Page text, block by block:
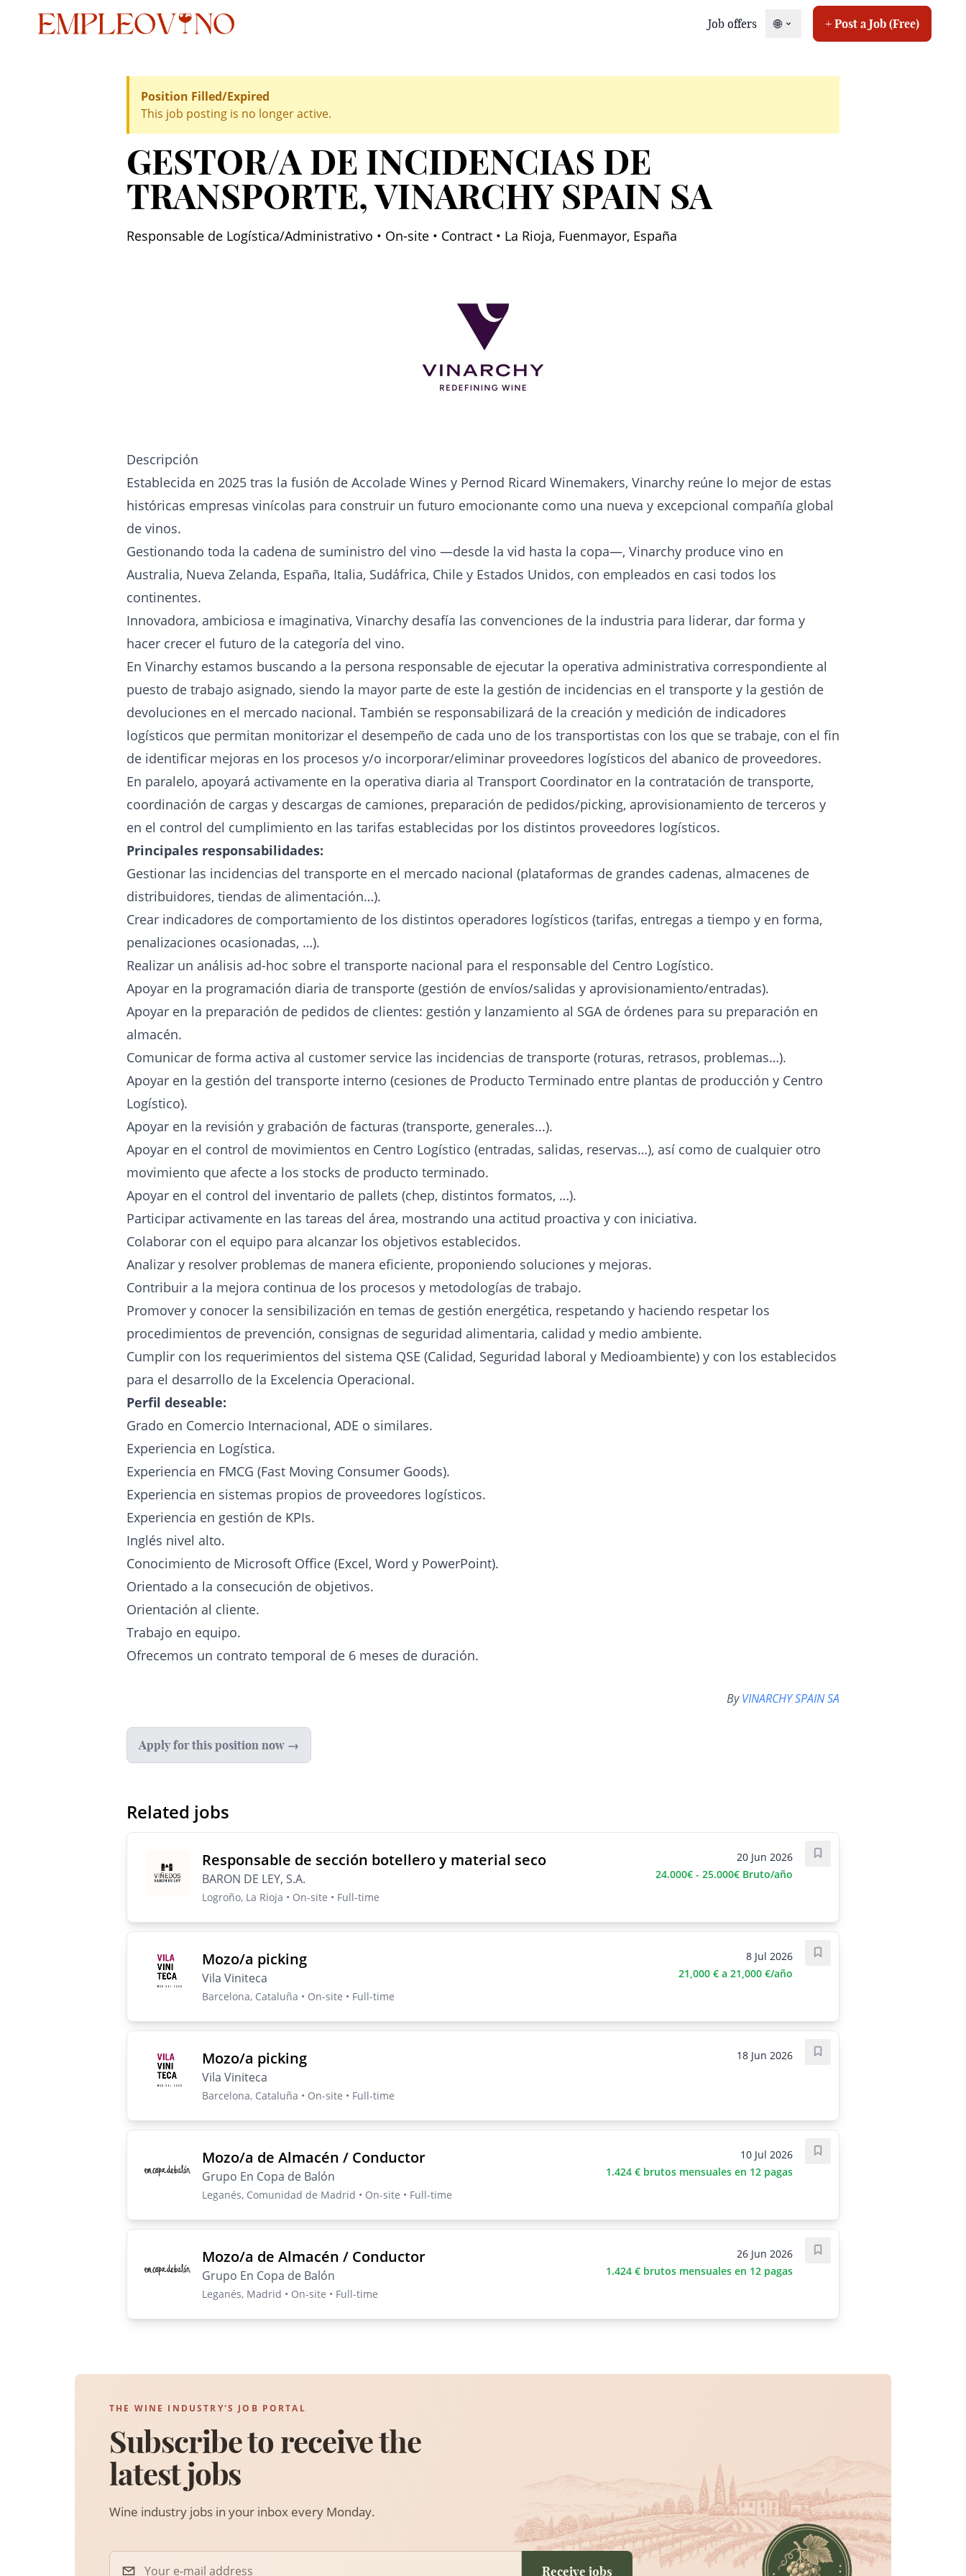
Job offers 🌐 + Post a Job (Free)
Position Filled/Expired
This job posting is no longer active.
GESTOR/A DE INCIDENCIAS DE
TRANSPORTE, VINARCHY SPAIN SA
Responsable de Logística/Administrativo • On-site • Contract • La Rioja, Fuenmayor, España
Descripción
Establecida en 2025 tras la fusión de Accolade Wines y Pernod Ricard Winemakers, Vinarchy reúne lo mejor de estas
históricas empresas vinícolas para construir un futuro emocionante como una nueva y excepcional compañía global
de vinos.
Gestionando toda la cadena de suministro del vino —desde la vid hasta la copa—, Vinarchy produce vino en
Australia, Nueva Zelanda, España, Italia, Sudáfrica, Chile y Estados Unidos, con empleados en casi todos los
continentes.
Innovadora, ambiciosa e imaginativa, Vinarchy desafía las convenciones de la industria para liderar, dar forma y
hacer crecer el futuro de la categoría del vino.
En Vinarchy estamos buscando a la persona responsable de ejecutar la operativa administrativa correspondiente al
puesto de trabajo asignado, siendo la mayor parte de este la gestión de incidencias en el transporte y la gestión de
devoluciones en el mercado nacional. También se responsabilizará de la creación y medición de indicadores
logísticos que permitan monitorizar el desempeño de cada uno de los transportistas con los que se trabaje, con el fin
de identificar mejoras en los procesos y/o incorporar/eliminar proveedores logísticos del abanico de proveedores.
En paralelo, apoyará activamente en la operativa diaria al Transport Coordinator en la contratación de transporte,
coordinación de cargas y descargas de camiones, preparación de pedidos/picking, aprovisionamiento de terceros y
en el control del cumplimiento en las tarifas establecidas por los distintos proveedores logísticos.
Principales responsabilidades:
Gestionar las incidencias del transporte en el mercado nacional (plataformas de grandes cadenas, almacenes de
distribuidores, tiendas de alimentación…).
Crear indicadores de comportamiento de los distintos operadores logísticos (tarifas, entregas a tiempo y en forma,
penalizaciones ocasionadas, …).
Realizar un análisis ad-hoc sobre el transporte nacional para el responsable del Centro Logístico.
Apoyar en la programación diaria de transporte (gestión de envíos/salidas y aprovisionamiento/entradas).
Apoyar en la preparación de pedidos de clientes: gestión y lanzamiento al SGA de órdenes para su preparación en
almacén.
Comunicar de forma activa al customer service las incidencias de transporte (roturas, retrasos, problemas…).
Apoyar en la gestión del transporte interno (cesiones de Producto Terminado entre plantas de producción y Centro
Logístico).
Apoyar en la revisión y grabación de facturas (transporte, generales...).
Apoyar en el control de movimientos en Centro Logístico (entradas, salidas, reservas…), así como de cualquier otro
movimiento que afecte a los stocks de producto terminado.
Apoyar en el control del inventario de pallets (chep, distintos formatos, …).
Participar activamente en las tareas del área, mostrando una actitud proactiva y con iniciativa.
Colaborar con el equipo para alcanzar los objetivos establecidos.
Analizar y resolver problemas de manera eficiente, proponiendo soluciones y mejoras.
Contribuir a la mejora continua de los procesos y metodologías de trabajo.
Promover y conocer la sensibilización en temas de gestión energética, respetando y haciendo respetar los
procedimientos de prevención, consignas de seguridad alimentaria, calidad y medio ambiente.
Cumplir con los requerimientos del sistema QSE (Calidad, Seguridad laboral y Medioambiente) y con los establecidos
para el desarrollo de la Excelencia Operacional.
Perfil deseable:
Grado en Comercio Internacional, ADE o similares.
Experiencia en Logística.
Experiencia en FMCG (Fast Moving Consumer Goods).
Experiencia en sistemas propios de proveedores logísticos.
Experiencia en gestión de KPIs.
Inglés nivel alto.
Conocimiento de Microsoft Office (Excel, Word y PowerPoint).
Orientado a la consecución de objetivos.
Orientación al cliente.
Trabajo en equipo.
Ofrecemos un contrato temporal de 6 meses de duración.
ByVINARCHY SPAIN SA
Apply for this position now →
Related jobs
Responsable de sección botellero y material seco
BARON DE LEY, S.A.
Logroño, La Rioja • On-site • Full-time
20 Jun 2026
24.000€ - 25.000€ Bruto/año
Save job
Mozo/a picking
Vila Viniteca
Barcelona, Cataluña • On-site • Full-time
8 Jul 2026
21,000 € a 21,000 €/año
Save job
Mozo/a picking
Vila Viniteca
Barcelona, Cataluña • On-site • Full-time
18 Jun 2026 Save job
Mozo/a de Almacén / Conductor
Grupo En Copa de Balón
Leganés, Comunidad de Madrid • On-site • Full-time
10 Jul 2026
1.424 € brutos mensuales en 12 pagas
Save job
Mozo/a de Almacén / Conductor
Grupo En Copa de Balón
Leganés, Madrid • On-site • Full-time
26 Jun 2026
1.424 € brutos mensuales en 12 pagas
Save job
THE WINE INDUSTRY'S JOB PORTAL
Subscribe to receive the
latest jobs
Wine industry jobs in your inbox every Monday.
Receive jobs